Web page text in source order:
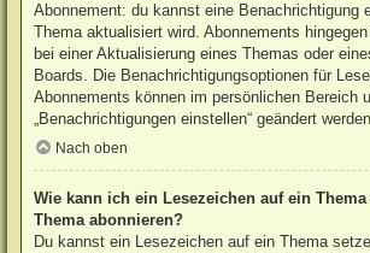
Abonnement: du kannst eine Benachrichtigung
Thema aktualisiert wird. Abonnements
bei einer Aktualisierung eines Themas oder
Boards. Die Benachrichtigungsoptionen für
Abonnements können im persönlichen Bereich
„Benachrichtigungen einstellen“ geändert
Nach oben
Wie kann ich ein Lesezeichen auf ein
Thema abonnieren?
Du kannst ein Lesezeichen auf ein Thema